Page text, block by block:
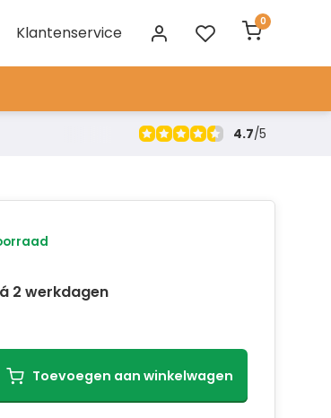
Klantenservice
0
4.7/5
2 werkdagen
Toevoegen aan winkelwagen